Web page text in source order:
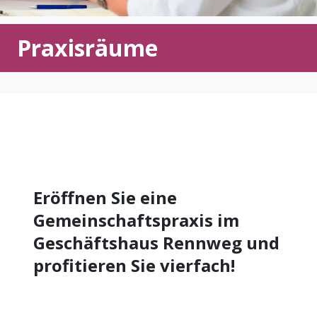
Praxisräume
Eröffnen Sie eine
Gemeinschaftspraxis im
Geschäftshaus Rennweg und
profitieren Sie vierfach!